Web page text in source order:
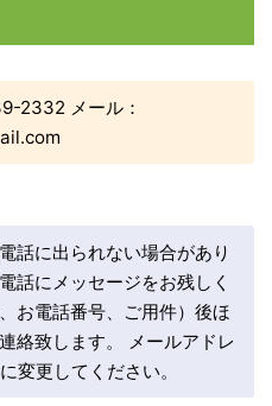
2332 メール：
話に出られない場合があり
話にメッセージをお残しく
お電話番号、ご用件）後ほ
絡致します。 メールアドレ
変更してください。